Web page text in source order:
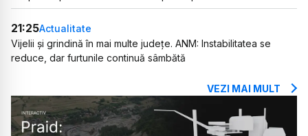
21:25Actualitate
Vijelii și grindină în mai multe județe. ANM: Instabilitatea se
reduce, dar furtunile continuă sâmbătă
VEZI MAI MULT